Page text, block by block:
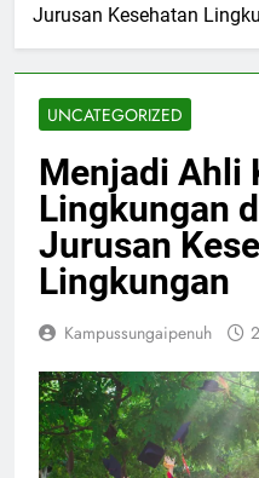
Jurusan Kesehatan
UNCATEGORIZED
Menjadi Ahli
Lingkungan
Jurusan
Lingkungan
Kampussungaipenuh